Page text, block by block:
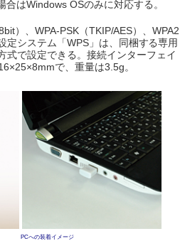
はWindows OSのみに対応する。
）、WPA-PSK（TKIP/AES）、WPA2
定システム「WPS」は、同梱する専用
式で設定できる。接続インターフェイ
で、重量は3.5g。
PCへの装着イメージ